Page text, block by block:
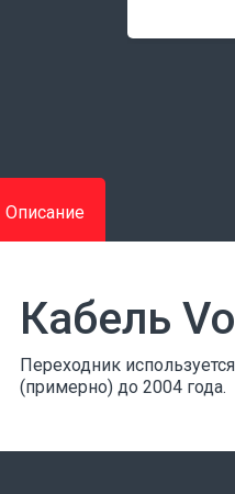
Описание
Кабель
Переходник
(примерно) до 2004 года.